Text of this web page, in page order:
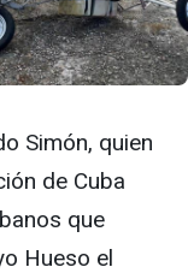
Simón, quien
de Cuba
que
Hueso el